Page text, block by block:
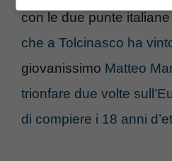
con le due punte italiane
che a Tolcinasco ha
giovanissimo Matteo
trionfare due volte
di compiere i 18 anni